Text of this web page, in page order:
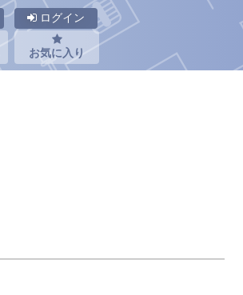
ログイン
お気に入り